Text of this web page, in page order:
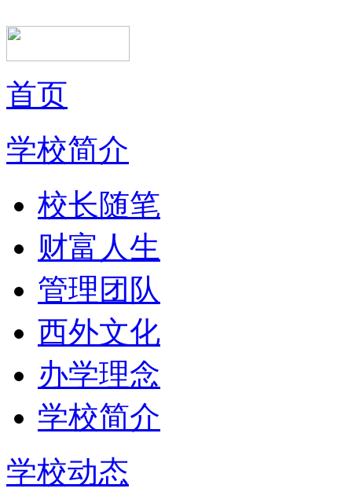
首页
学校简介
校长随笔
财富人生
管理团队
西外文化
办学理念
学校简介
学校动态